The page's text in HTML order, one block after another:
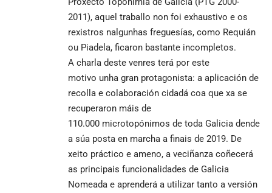
2011), aquel traballo non foi exhaustivo e os
rexistros nalgunhas freguesías, como Requián
ou Piadela, ficaron bastante incompletos.
A charla deste venres terá por este
motivo unha gran protagonista: a aplicación de
recolla e colaboración cidadá coa que xa se
recuperaron máis de
110.000 microtopónimos de toda Galicia dende
a súa posta en marcha a finais de 2019. De
xeito práctico e ameno, a veciñanza coñecerá
as principais funcionalidades de Galicia
Nomeada e aprenderá a utilizar tanto a versión